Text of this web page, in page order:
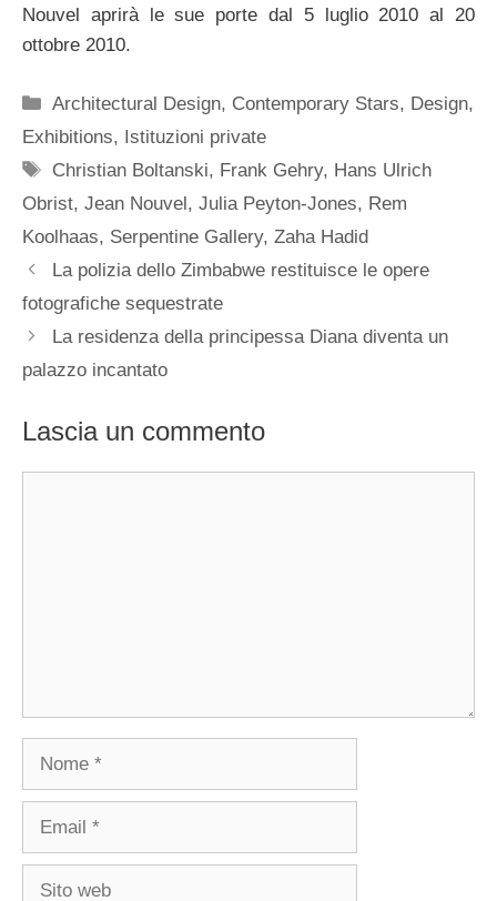
Nouvel aprirà le sue porte dal 5 luglio 2010 al 20
ottobre 2010.
Categorie
Architectural Design, Contemporary Stars, Design,
Exhibitions, Istituzioni private
Tag
Christian Boltanski, Frank Gehry, Hans Ulrich
Obrist, Jean Nouvel, Julia Peyton-Jones, Rem
Koolhaas, Serpentine Gallery, Zaha Hadid
La polizia dello Zimbabwe restituisce le opere
fotografiche sequestrate
La residenza della principessa Diana diventa un
palazzo incantato
Lascia un commento